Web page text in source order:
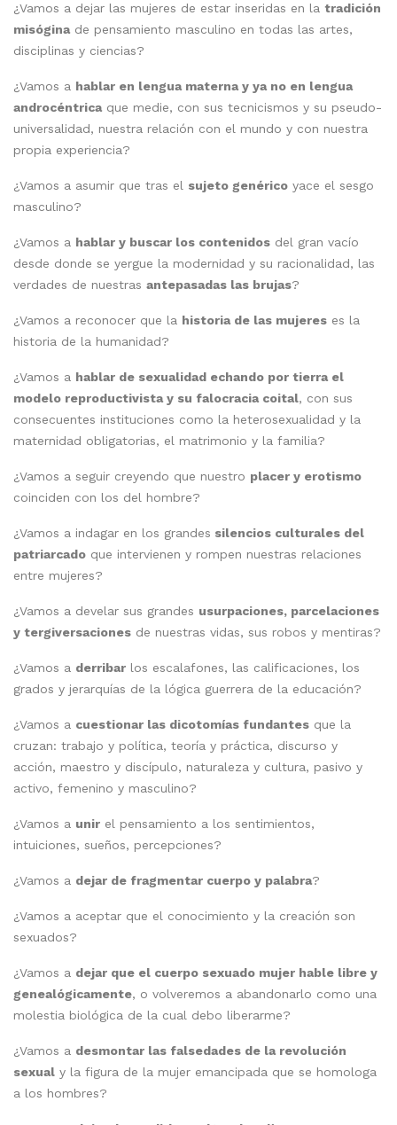
¿Vamos a dejar las mujeres de estar inseridas en la tradición
misógina de pensamiento masculino en todas las artes,
disciplinas y ciencias?
¿Vamos a hablar en lengua materna y ya no en lengua
androcéntrica que medie, con sus tecnicismos y su pseudo-
universalidad, nuestra relación con el mundo y con nuestra
propia experiencia?
¿Vamos a asumir que tras el sujeto genérico yace el sesgo
masculino?
¿Vamos a hablar y buscar los contenidos del gran vacío
desde donde se yergue la modernidad y su racionalidad, las
verdades de nuestras antepasadas las brujas?
¿Vamos a reconocer que la historia de las mujeres es la
historia de la humanidad?
¿Vamos a hablar de sexualidad echando por tierra el
modelo reproductivista y su falocracia coital, con sus
consecuentes instituciones como la heterosexualidad y la
maternidad obligatorias, el matrimonio y la familia?
¿Vamos a seguir creyendo que nuestro placer y erotismo
coinciden con los del hombre?
¿Vamos a indagar en los grandes silencios culturales del
patriarcado que intervienen y rompen nuestras relaciones
entre mujeres?
¿Vamos a develar sus grandes usurpaciones, parcelaciones
y tergiversaciones de nuestras vidas, sus robos y mentiras?
¿Vamos a derribar los escalafones, las calificaciones, los
grados y jerarquías de la lógica guerrera de la educación?
¿Vamos a cuestionar las dicotomías fundantes que la
cruzan: trabajo y política, teoría y práctica, discurso y
acción, maestro y discípulo, naturaleza y cultura, pasivo y
activo, femenino y masculino?
¿Vamos a unir el pensamiento a los sentimientos,
intuiciones, sueños, percepciones?
¿Vamos a dejar de fragmentar cuerpo y palabra?
¿Vamos a aceptar que el conocimiento y la creación son
sexuados?
¿Vamos a dejar que el cuerpo sexuado mujer hable libre y
genealógicamente, o volveremos a abandonarlo como una
molestia biológica de la cual debo liberarme?
¿Vamos a desmontar las falsedades de la revolución
sexual y la figura de la mujer emancipada que se homologa
a los hombres?